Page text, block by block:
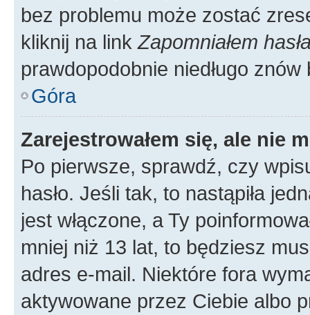
bez problemu może zostać
kliknij na link Zapomniałem
prawdopodobnie niedługo
Góra
Zarejestrowałem się, ale nie
Po pierwsze, sprawdź, czy
hasło. Jeśli tak, to nastąpiła
jest włączone, a Ty
mniej niż 13 lat, to będziesz
adres e-mail. Niektóre fora
aktywowane przez Ciebie albo